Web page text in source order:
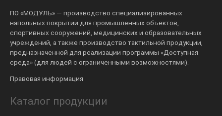
ПО «МОДУЛЬ» — производство специализированных
напольных покрытий для промышленных объектов,
спортивных сооружений, медицинских и образовательных
учреждений, а также производство тактильной продукции,
предназначенной для реализации программы «Доступная
среда» (для людей с ограниченными возможностями).
Правовая информация
Каталог продукции